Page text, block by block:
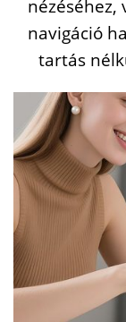
nézéséhez,
navigáció
tartás